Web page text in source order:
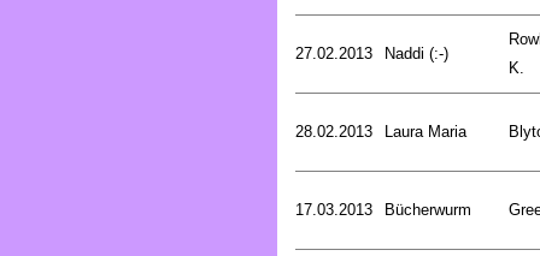
27.02.2013 Naddi (:-)
K.
28.02.2013 Laura Maria
17.03.2013 Bücherwurm